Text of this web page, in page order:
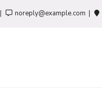
noreply@example.com